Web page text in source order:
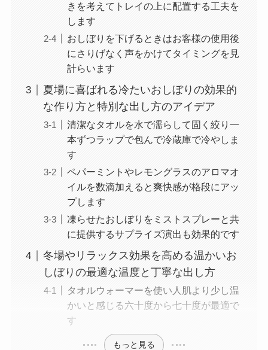
きを考えてトレイの上に配置する工夫を
します
おしぼりを下げるときはお客様の使用後
にさりげなく声をかけてタイミングを見
計らいます
夏場に喜ばれる冷たいおしぼりの効果的
な作り方と特別な出し方のアイデア
清潔なタオルを水で濡らして固く絞り一
本ずつラップで包んで冷蔵庫で冷やしま
す
ペパーミントやレモングラスのアロマオ
イルを数滴加えると爽快感が格段にアッ
プします
凍らせたおしぼりをミストスプレーと共
に提供するサプライズ演出も効果的です
冬場やリラックス効果を高める温かいお
しぼりの最適な温度と丁寧な出し方
タオルウォーマーを使い人肌より少し温
かいと感じる六十度から七十度が最適で
す
もっと見る